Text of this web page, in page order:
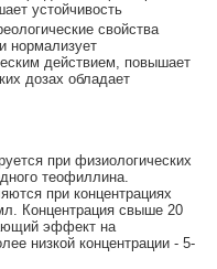
устойчивость
свойства
нормализует
действием, повышает
дозах обладает
при физиологических
теофиллина.
при концентрациях
Концентрация свыше 20
эффект на
низкой концентрации - 5-